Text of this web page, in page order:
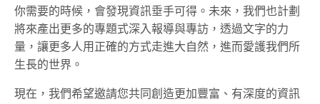
你需要的時候，會發現資訊垂手可得。未來，我們也計劃
將來產出更多的專題式深入報導與專訪，透過文字的力
量，讓更多人用正確的方式走進大自然，進而愛護我們所
生長的世界。
現在，我們希望邀請您共同創造更加豐富、有深度的資訊